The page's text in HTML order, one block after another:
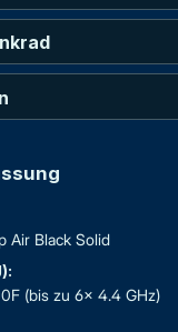
Air Black Solid
(bis zu 6x 4.4 GHz)